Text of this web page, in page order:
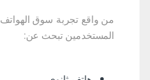
من واقع تجربة سوق الهواتف
المستخدمين تبحث عن: